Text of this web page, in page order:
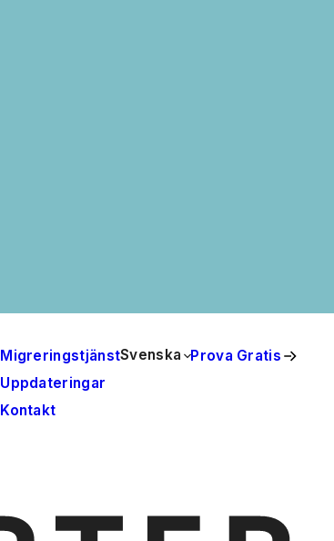
Migreringstjänst
Uppdateringar
Kontakt
Svenska Prova Gratis